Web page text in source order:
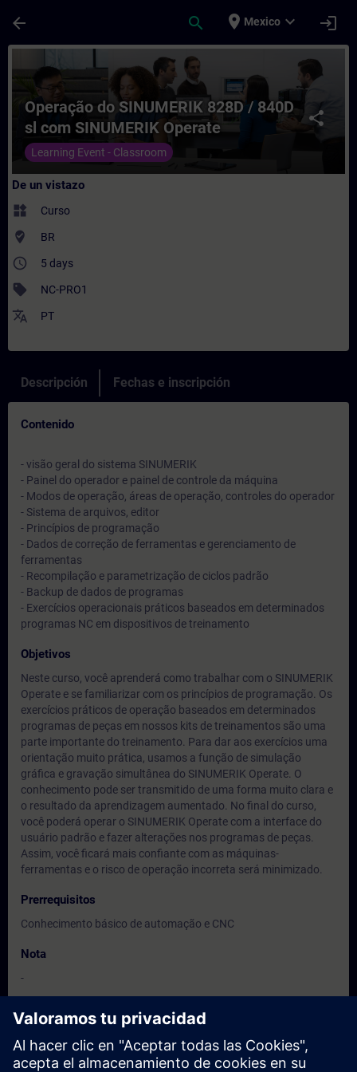
arrow_back search place Mexico expand_more login
Curso - Operação do SINUMERIK 828D
share
Operação do SINUMERIK 828D / 840D
sl com SINUMERIK Operate
Learning Event - Classroom
De un vistazo
widgets Curso
where_to_vote BR
access_time 5 days
sell NC-PRO1
translate PT
Descripción Fechas e inscripción
Contenido
- visão geral do sistema SINUMERIK
- Painel do operador e painel de controle da máquina
- Modos de operação, áreas de operação, controles do operador
- Sistema de arquivos, editor
- Princípios de programação
- Dados de correção de ferramentas e gerenciamento de
ferramentas
- Recompilação e parametrização de ciclos padrão
- Backup de dados de programas
- Exercícios operacionais práticos baseados em determinados
programas NC em dispositivos de treinamento
Objetivos
Neste curso, você aprenderá como trabalhar com o SINUMERIK
Operate e se familiarizar com os princípios de programação. Os
exercícios práticos de operação baseados em determinados
programas de peças em nossos kits de treinamentos são uma
parte importante do treinamento. Para dar aos exercícios uma
orientação muito prática, usamos a função de simulação
gráfica e gravação simultânea do SINUMERIK Operate. O
conhecimento pode ser transmitido de uma forma muito clara e
o resultado da aprendizagem aumentado. No final do curso,
você poderá operar o SINUMERIK Operate com a interface do
usuário padrão e fazer alterações nos programas de peças.
Assim, você ficará mais confiante com as máquinas-
ferramentas e o risco de operação incorreta será minimizado.
Prerrequisitos
Conhecimento básico de automação e CNC
Nota
-